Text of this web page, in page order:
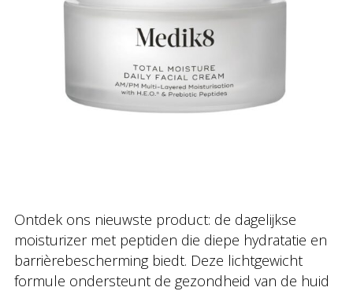
Ontdek ons nieuwste product: de dagelijkse
moisturizer met peptiden die diepe hydratatie en
barrièrebescherming biedt. Deze lichtgewicht
formule ondersteunt de gezondheid van de huid